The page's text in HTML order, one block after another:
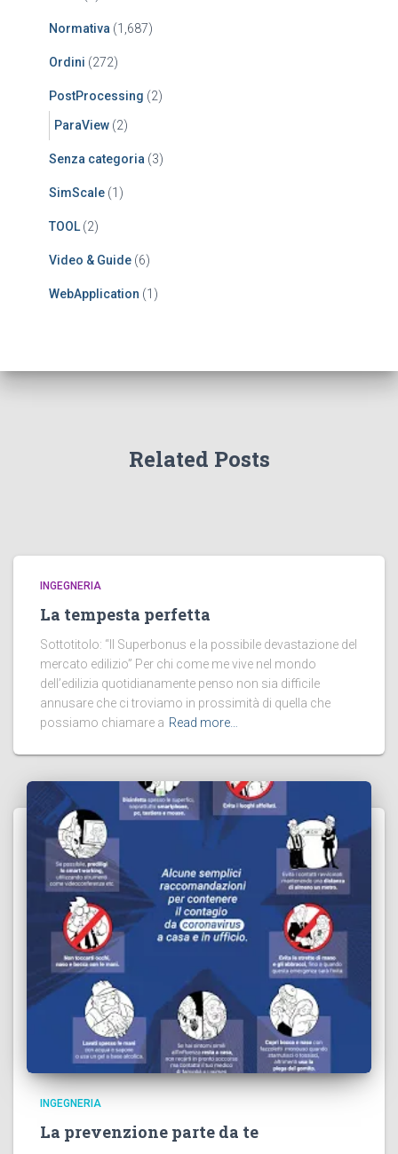
Normativa (1,687)
Ordini (272)
PostProcessing (2)
ParaView (2)
Senza categoria (3)
SimScale (1)
TOOL (2)
Video & Guide (6)
WebApplication (1)
Related Posts
INGEGNERIA
La tempesta perfetta
Sottotitolo: “Il Superbonus e la possibile devastazione del
mercato edilizio” Per chi come me vive nel mondo
dell’edilizia quotidianamente penso non sia difficile
annusare che ci troviamo in prossimità di quella che
possiamo chiamare a Read more…
INGEGNERIA
La prevenzione parte da te